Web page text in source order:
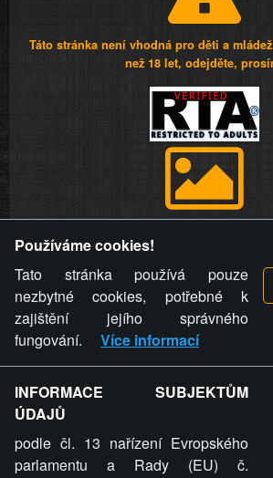
Táto stránka není vhodná pro děti a
než 18 let, odejděte,
videa a komentáře. Osoba, které se toto
stránky týče, ani osoba, která umístila
stránku, nemůže z důvodu odstranění
komentáře pro výše uvedenou
provozovateli stránky žádný nárok na
nemajetkové újmy.
ZVRÁCENÝ.CZ - Svět není
ty lidi...
Používáme cookies!
Tato stránka používá pouze
nezbytné cookies, potřebné k
zajištění jejího správného
fungování.
Více informací
INFORMACE SUBJEKTŮM
ÚDAJŮ
podle čl. 13 nařízení Evropského
parlamentu a Rady (EU) č.